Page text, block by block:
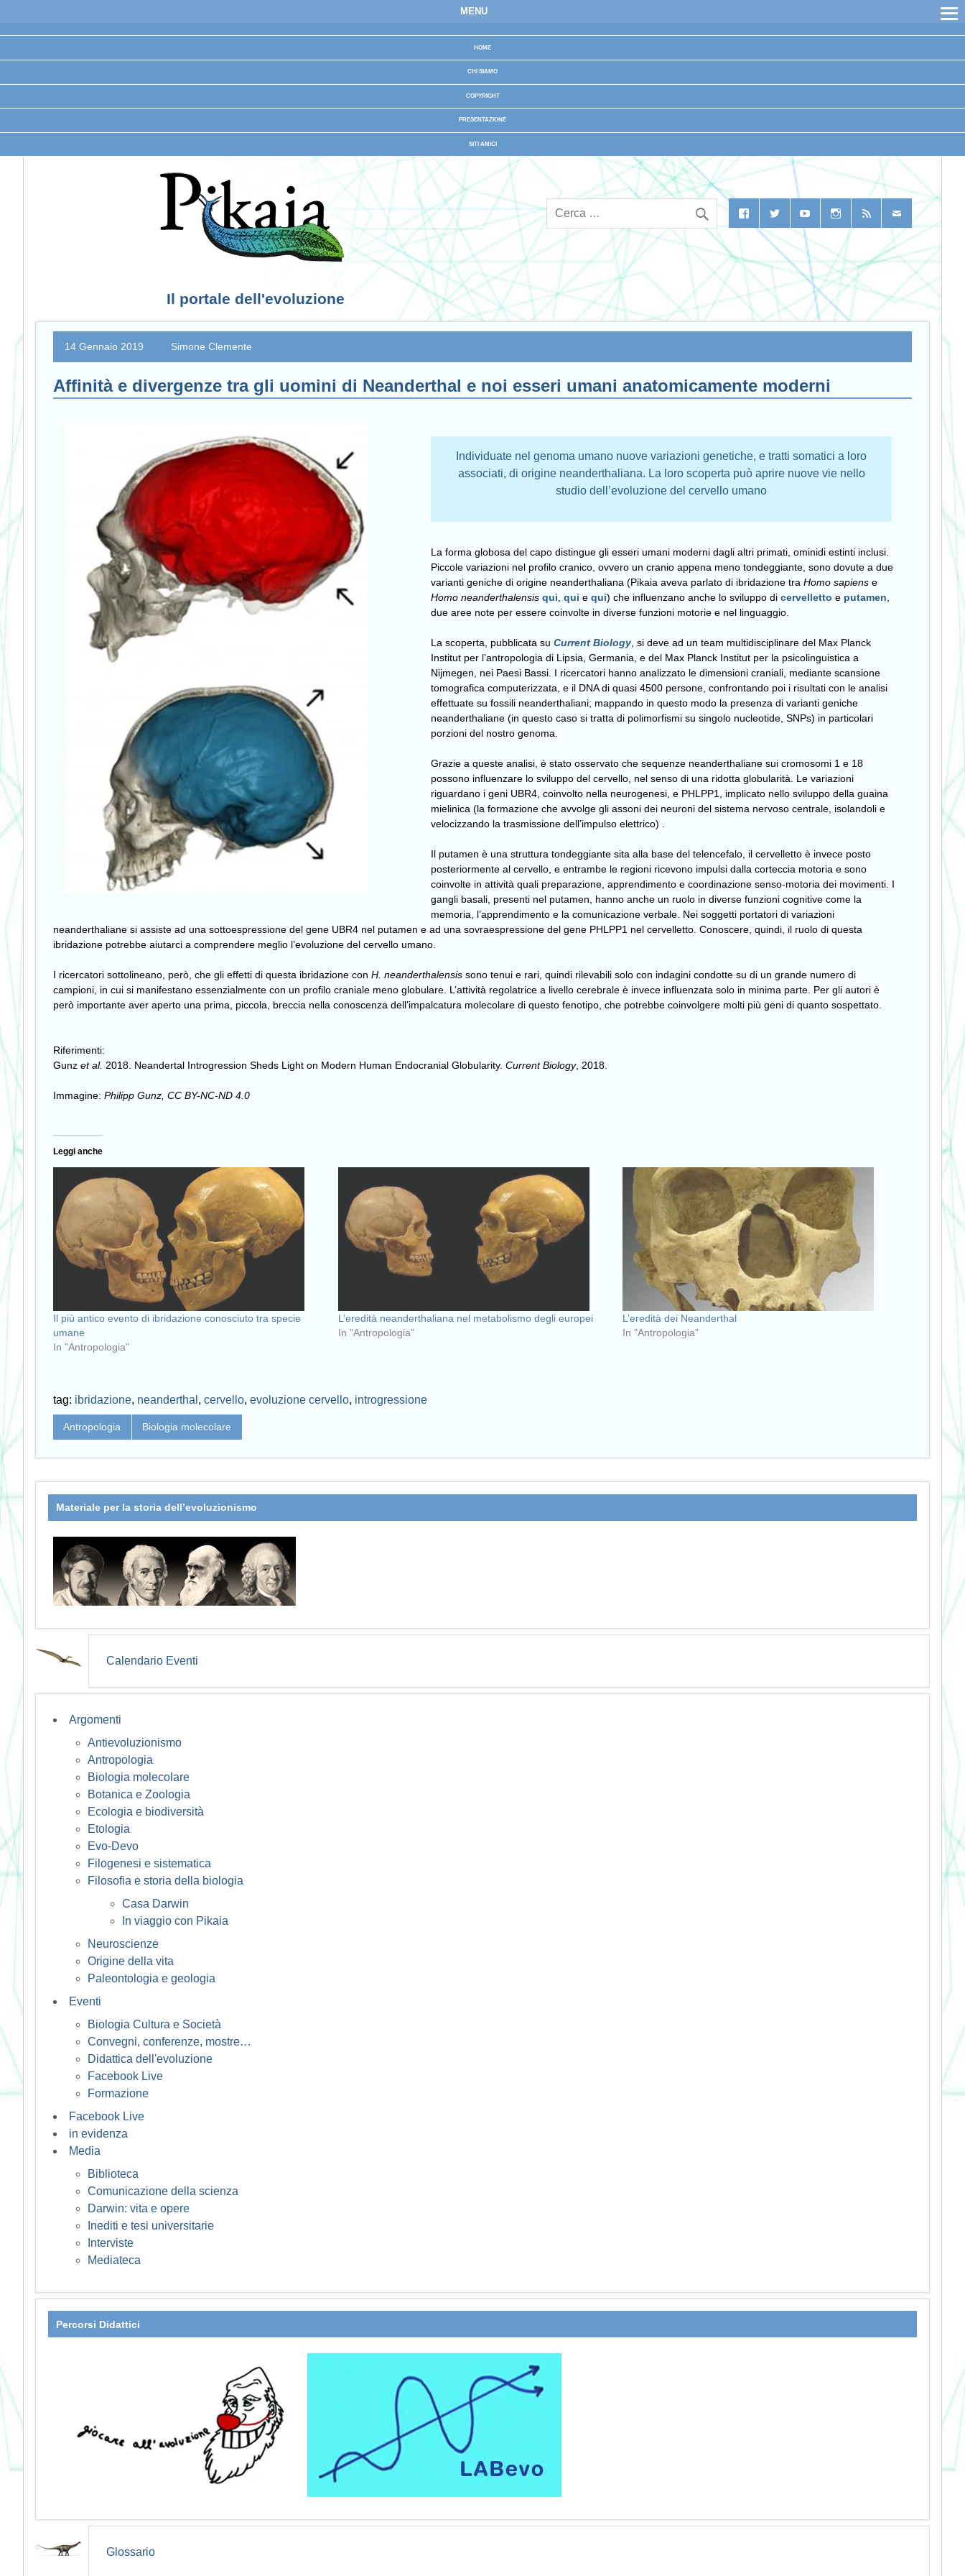
MENU
HOME
CHI SIAMO
COPYRIGHT
PRESENTAZIONE
SITI AMICI
Il portale dell'evoluzione
14 Gennaio 2019 Simone Clemente
Affinità e divergenze tra gli uomini di Neanderthal e noi esseri umani anatomicamente moderni
Individuate nel genoma umano nuove variazioni genetiche, e tratti somatici a loro
associati, di origine neanderthaliana. La loro scoperta può aprire nuove vie nello
studio dell’evoluzione del cervello umano
La forma globosa del capo distingue gli esseri umani moderni dagli altri primati, ominidi estinti inclusi.
Piccole variazioni nel profilo cranico, ovvero un cranio appena meno tondeggiante, sono dovute a due
varianti geniche di origine neanderthaliana (Pikaia aveva parlato di ibridazione traHomo sapiens e
Homo neanderthalensisqui ,qui equi) che influenzano anche lo sviluppo dicervelletto e putamen
due aree note per essere coinvolte in diverse funzioni motorie e nel linguaggio.
La scoperta, pubblicata suCurrent Biology , si deve ad un team multidisciplinare del Max Planck
Institut per l’antropologia di Lipsia, Germania, e del Max Planck Institut per la psicolinguistica a
Nijmegen, nei Paesi Bassi. I ricercatori hanno analizzato le dimensioni craniali, mediante scansione
tomografica computerizzata, e il DNA di quasi 4500 persone, confrontando poi i risultati con le analisi
effettuate su fossili neanderthaliani; mappando in questo modo la presenza di varianti geniche
neanderthaliane (in questo caso si tratta di polimorfismi su singolo nucleotide, SNPs) in particolari
porzioni del nostro genoma.
Grazie a queste analisi, è stato osservato che sequenze neanderthaliane sui cromosomi 1 e 18
possono influenzare lo sviluppo del cervello, nel senso di una ridotta globularità. Le variazioni
riguardano i geni UBR4, coinvolto nella neurogenesi, e PHLPP1, implicato nello sviluppo della guaina
mielinica (la formazione che avvolge gli assoni dei neuroni del sistema nervoso centrale, isolandoli e
velocizzando la trasmissione dell’impulso elettrico) .
Il putamen è una struttura tondeggiante sita alla base del telencefalo, il cervelletto è invece posto
posteriormente al cervello, e entrambe le regioni ricevono impulsi dalla corteccia motoria e sono
coinvolte in attività quali preparazione, apprendimento e coordinazione senso-motoria dei movimenti. I
gangli basali, presenti nel putamen, hanno anche un ruolo in diverse funzioni cognitive come la
memoria, l’apprendimento e la comunicazione verbale. Nei soggetti portatori di variazioni
neanderthaliane si assiste ad una sottoespressione del gene UBR4 nel putamen e ad una sovraespressione del gene PHLPP1 nel cervelletto. Conoscere, quindi, il ruolo di questa
ibridazione potrebbe aiutarci a comprendere meglio l’evoluzione del cervello umano.
I ricercatori sottolineano, però, che gli effetti di questa ibridazione con H. neanderthalensis sono tenui e rari, quindi rilevabili solo con indagini condotte su di un grande numero di
campioni, in cui si manifestano essenzialmente con un profilo craniale meno globulare. L’attività regolatrice a livello cerebrale è invece influenzata solo in minima parte. Per gli autori è
però importante aver aperto una prima, piccola, breccia nella conoscenza dell’impalcatura molecolare di questo fenotipo, che potrebbe coinvolgere molti più geni di quanto sospettato.
Riferimenti:
Gunz et al. 2018. Neandertal Introgression Sheds Light on Modern Human Endocranial Globularity. Current Biology, 2018.
Immagine: Philipp Gunz, CC BY-NC-ND 4.0
Leggi anche
Il più antico evento di ibridazione conosciuto tra specie
umane
In "Antropologia"
L’eredità neanderthaliana nel metabolismo degli europei
In "Antropologia"
L’eredità dei Neanderthal
In "Antropologia"
tag: ibridazione, neanderthal , cervello, evoluzione cervello, introgressione
Antropologia Biologia molecolare
Materiale per la storia dell’evoluzionismo
Calendario Eventi
Argomenti
Antievoluzionismo
Antropologia
Biologia molecolare
Botanica e Zoologia
Ecologia e biodiversità
Etologia
Evo-Devo
Filogenesi e sistematica
Filosofia e storia della biologia
Casa Darwin
In viaggio con Pikaia
Neuroscienze
Origine della vita
Paleontologia e geologia
Eventi
Biologia Cultura e Società
Convegni, conferenze, mostre…
Didattica dell'evoluzione
Facebook Live
Formazione
Facebook Live
in evidenza
Media
Biblioteca
Comunicazione della scienza
Darwin: vita e opere
Inediti e tesi universitarie
Interviste
Mediateca
Percorsi Didattici
Glossario